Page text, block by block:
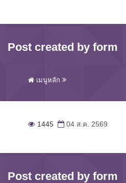
Post created by form
เมนูหลัก
1445 04 ส.ค. 2569
Post created by form